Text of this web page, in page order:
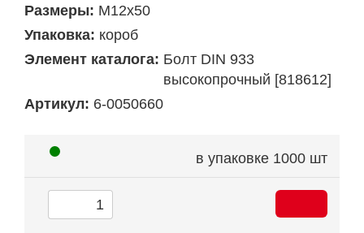
Размеры: М12х50
Упаковка: короб
Элемент каталога: Болт DIN 933
высокопрочный [818612]
Артикул: 6-0050660
в упаковке 1000 шт